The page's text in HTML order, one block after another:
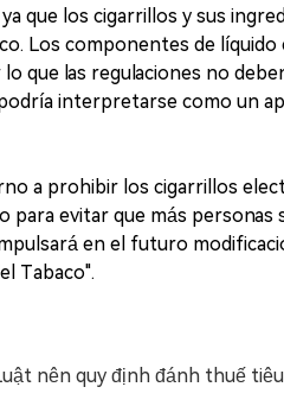
que los cigarrillos y sus
Los componentes de
que las regulaciones no
interpretarse como un
a prohibir los cigarrillos
evitar que más personas
en el futuro
Tabaco".
nên quy định đánh thuế